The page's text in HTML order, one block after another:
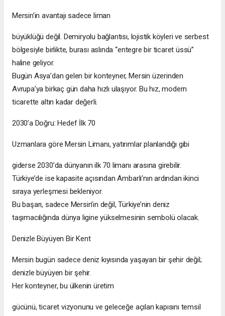
Mersin’in avantajı sadece liman
büyüklüğü değil. Demiryolu bağlantısı, lojistik köyleri ve serbest
bölgesiyle birlikte, burası aslında “entegre bir ticaret üssü”
haline geliyor.
Bugün Asya’dan gelen bir konteyner, Mersin üzerinden
Avrupa’ya birkaç gün daha hızlı ulaşıyor. Bu hız, modern
ticarette altın kadar değerli.
2030’a Doğru: Hedef İlk 70
Uzmanlara göre Mersin Limanı, yatırımlar planlandığı gibi
giderse 2030’da dünyanın ilk 70 limanı arasına girebilir.
Türkiye’de ise kapasite açısından Ambarlı’nın ardından ikinci
sıraya yerleşmesi bekleniyor.
Bu başarı, sadece Mersin’in değil, Türkiye’nin deniz
taşımacılığında dünya ligine yükselmesinin sembolü olacak.
Denizle Büyüyen Bir Kent
Mersin bugün sadece deniz kıyısında yaşayan bir şehir değil;
denizle büyüyen bir şehir.
Her konteyner, bu ülkenin üretim
gücünü, ticaret vizyonunu ve geleceğe açılan kapısını temsil